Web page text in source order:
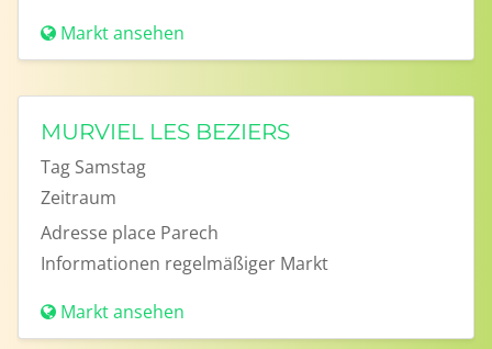
Markt ansehen
MURVIEL LES BEZIERS
Tag Samstag
Zeitraum
Adresse place Parech
Informationen regelmäßiger Markt
Markt ansehen